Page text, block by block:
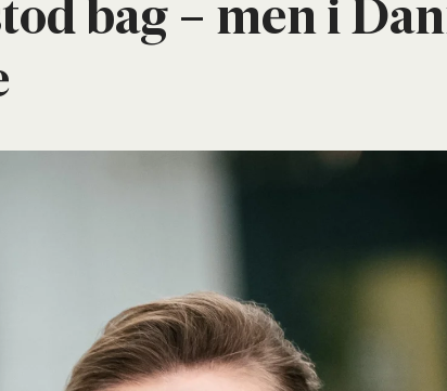
bag – men i